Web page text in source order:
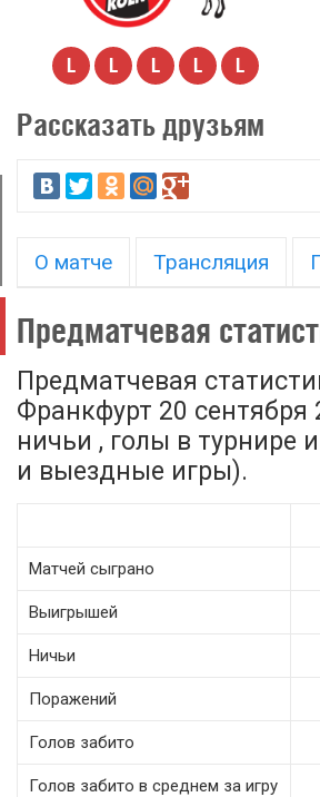
L L L L L
Рассказать друзьям
О матче Трансляция
Предматчевая
Предматчевая
Франкфурт 20
ничьи , голы в турнире
и выездные игры).
Матчей сыграно
Выигрышей
Ничьи
Поражений
Голов забито
Голов забито в среднем за игру